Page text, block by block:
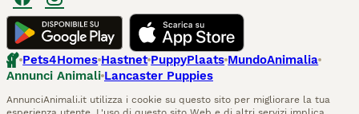
Pets4Homes Hastnet PuppyPlaats MundoAnimalia
Annunci Animali Lancaster Puppies
AnnunciAnimali.it utilizza i cookie su questo sito per migliorare la tua